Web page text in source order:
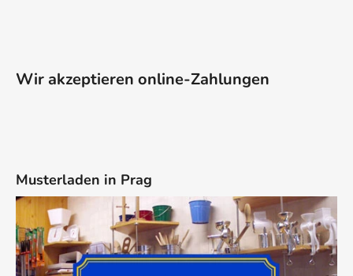
Wir akzeptieren online-Zahlungen
Musterladen in Prag